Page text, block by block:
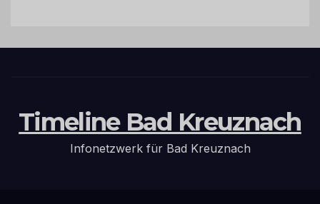
Timeline Bad Kreuznach
Infonetzwerk für Bad Kreuznach